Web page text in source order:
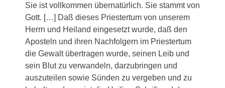
Sie ist vollkommen übernatürlich. Sie stammt von
Gott. […] Daß dieses Priestertum von unserem
Herrn und Heiland eingesetzt wurde, daß den
Aposteln und ihren Nachfolgern im Priestertum
die Gewalt übertragen wurde, seinen Leib und
sein Blut zu verwandeln, darzubringen und
auszuteilen sowie Sünden zu vergeben und zu